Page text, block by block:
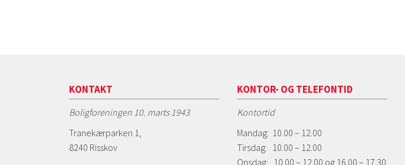
KONTAKT
Boligforeningen 10. marts 1943
Tranekærparken 1,
8240 Risskov
KONTOR- OG TELEFONTID
Kontortid
Mandag: 10.00 – 12.00
Tirsdag: 10.00 – 12.00
Onsdag: 10.00 – 12.00 og 16.00 – 17.30